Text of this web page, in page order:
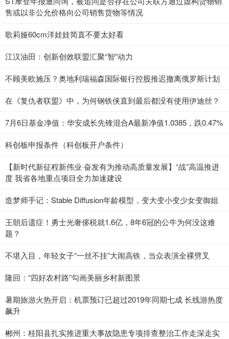
售或以非公允价格向公司销售货物等情况
歌莉娅60cm洋娃娃简直不要太好看
江汉油田：创新创效联盟汇聚“智”动力
不顾美欧施压？奥地利瑞福森国际银行控股推迟撤离俄罗斯计划
在《复仇者联盟》中，为何钢铁侠直到最后都没有使用伊迪丝？
7月6日基金净值：华安成长先锋混合A最新净值1.0385，跌0.47%
科创板申报条件（科创板开户条件）
【新时代新征程新伟业·奋发有为推动高质量发展】“战”高温推进
度 我省各地重点项目全力加速建设
造梦师手记：Stable Diffusion年龄模型，变大变小变少女变御姐
王朝后遗症！勇士光奢侈税就1.6亿，8年6冠的公牛为何没这难
题？
不堪入目，年轻女子“一丝不挂”大闹高铁，当众表演全裸劈叉
隆回：“四好农村路”勾画美丽乡村新图景
暑期旅游火热开启：机票预订已超过2019年同期七成 长线游热度
飙升
郴州：桂阳县扎实推进重大事故隐患专项排查整治工作走深走实